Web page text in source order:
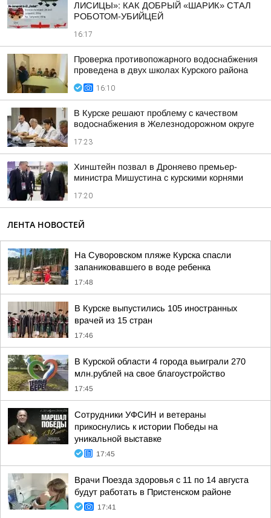
ЛИСИЦЫ»: КАК ДОБРЫЙ «ШАРИК» СТАЛ
РОБОТОМ-УБИЙЦЕЙ
16:17
Проверка противопожарного водоснабжения
проведена в двух школах Курского района
16:10
В Курске решают проблему с качеством
водоснабжения в Железнодорожном округе
17:23
Хинштейн позвал в Дроняево премьер-
министра Мишустина с курскими корнями
17:20
ЛЕНТА НОВОСТЕЙ
На Суворовском пляже Курска спасли
запаниковавшего в воде ребенка
17:48
В Курске выпустились 105 иностранных
врачей из 15 стран
17:46
В Курской области 4 города выиграли 270
млн.рублей на свое благоустройство
17:45
Сотрудники УФСИН и ветераны
прикоснулись к истории Победы на
уникальной выставке
17:45
Врачи Поезда здоровья с 11 по 14 августа
будут работать в Пристенском районе
17:41